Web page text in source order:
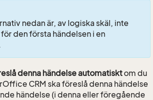
nedan är, av logiska skäl, inte
den första händelsen i en
denna händelse automatisktom du
CRM ska föreslå denna händelse
händelse (i denna eller föregående